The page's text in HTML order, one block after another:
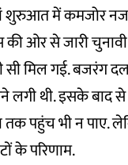
शुरुआत में कमजोर
ओर से जारी
मिल गई. बजरंग
लगी थी. इसके बाद
तक पहुंच भी न
के परिणाम.